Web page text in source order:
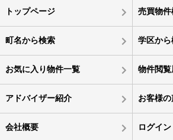
トップページ 売買物件
町名から検索 学区から
お気に入り物件一覧 物件閲覧
アドバイザー紹介 お客様の
会社概要 ログイン